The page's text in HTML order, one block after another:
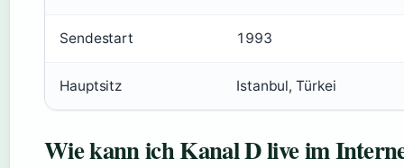
Sendestart 1993
Hauptsitz Istanbul, Türkei
Wie kann ich Kanal D live im